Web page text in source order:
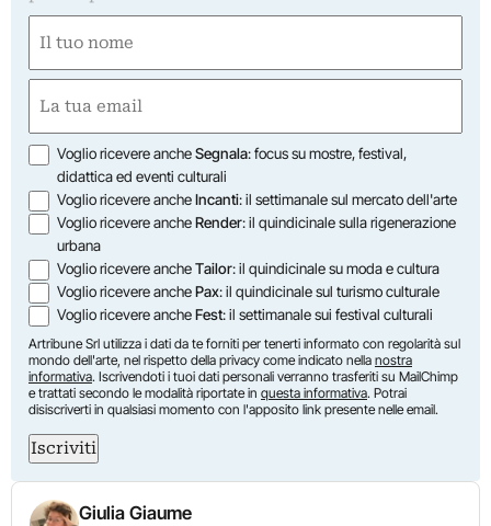
(Required)
First
(Required)
Opzioni
Voglio ricevere ancheSegnala: focus su mostre, festival,
didattica ed eventi culturali
Voglio ricevere ancheIncanti: il settimanale sul mercato dell'arte
Voglio ricevere ancheRender: il quindicinale sulla rigenerazione
urbana
Voglio ricevere ancheTailor: il quindicinale su moda e cultura
Voglio ricevere anchePax: il quindicinale sul turismo culturale
Voglio ricevere ancheFest: il settimanale sui festival culturali
Artribune Srl utilizza i dati da te forniti per tenerti informato con regolarità sul
mondo dell'arte, nel rispetto della privacy come indicato nella nostra
informativa. Iscrivendoti i tuoi dati personali verranno trasferiti su MailChimp
e trattati secondo le modalità riportate in questa informativa. Potrai
disiscriverti in qualsiasi momento con l'apposito link presente nelle email.
Iscriviti
Giulia Giaume